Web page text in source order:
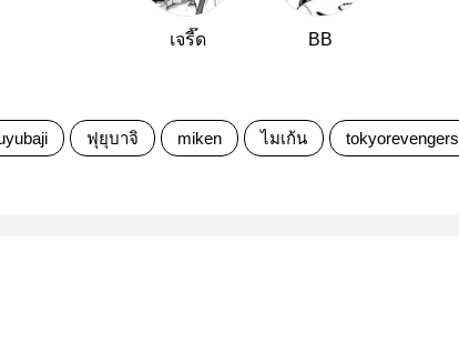
เจรี๊ด BB
ฟุยุบาจิ miken ไมเก้น tokyo​revengers